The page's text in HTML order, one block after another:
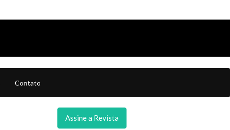
Contato
Assine a Revista